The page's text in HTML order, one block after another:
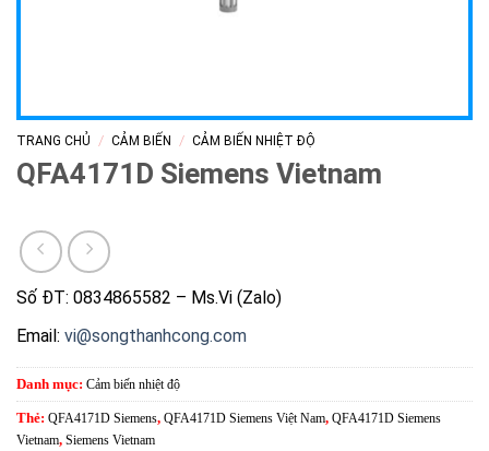
TRANG CHỦ / CẢM BIẾN / CẢM BIẾN NHIỆT ĐỘ
QFA4171D Siemens Vietnam
Số ĐT: 0834865582 – Ms.Vi (Zalo)
Email: vi@songthanhcong.com
Danh mục: Cảm biến nhiệt độ
Thẻ: QFA4171D Siemens, QFA4171D Siemens Việt Nam, QFA4171D Siemens
Vietnam, Siemens Vietnam